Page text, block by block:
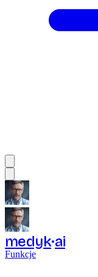
medyk ai
Funkcje